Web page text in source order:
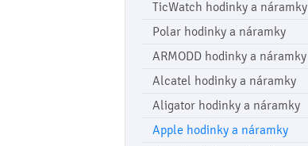
TicWatch hodinky a náramky
Polar hodinky a náramky
ARMODD hodinky a náramky
Alcatel hodinky a náramky
Aligator hodinky a náramky
Apple hodinky a náramky